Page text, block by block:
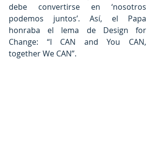
debe convertirse en ‘nosotros
podemos juntos’. Así, el Papa
honraba el lema de Design for
Change: “I CAN and You CAN,
together We CAN”.